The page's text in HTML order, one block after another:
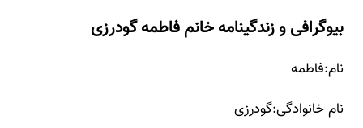
بیوگرافی و زندگینامه خانم فاطمه گودرزی
نام:فاطمه
نام خانوادگی:گودرزی